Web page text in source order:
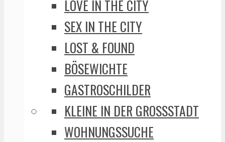
LOVE IN THE CITY
SEX IN THE CITY
LOST & FOUND
BÖSEWICHTE
GASTROSCHILDER
KLEINE IN DER GROSSSTADT
WOHNUNGSSUCHE